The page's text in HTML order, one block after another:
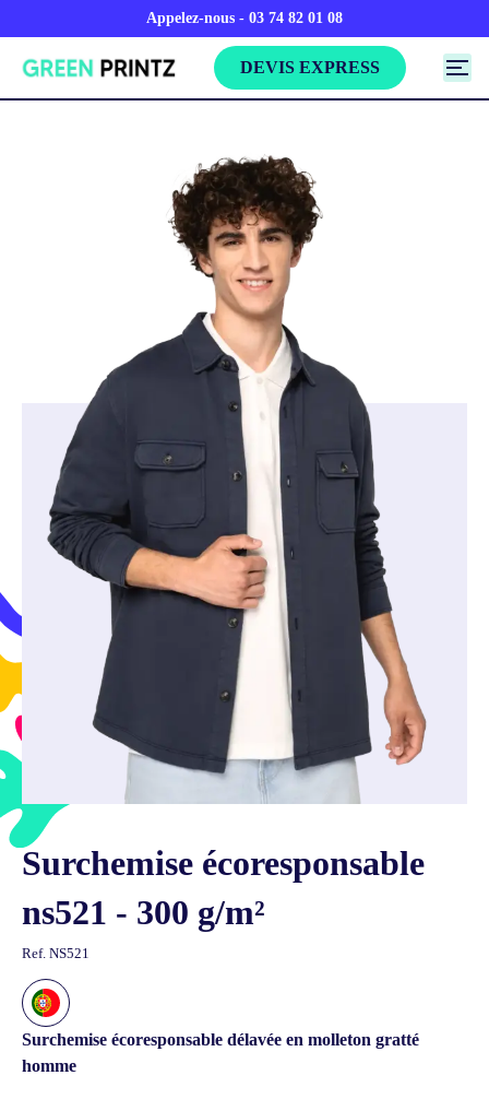
Appelez-nous - 03 74 82 01 08
DEVIS EXPRESS
Surchemise écoresponsable
ns521 - 300 g/m²
Ref. NS521
Surchemise écoresponsable délavée en molleton gratté
homme